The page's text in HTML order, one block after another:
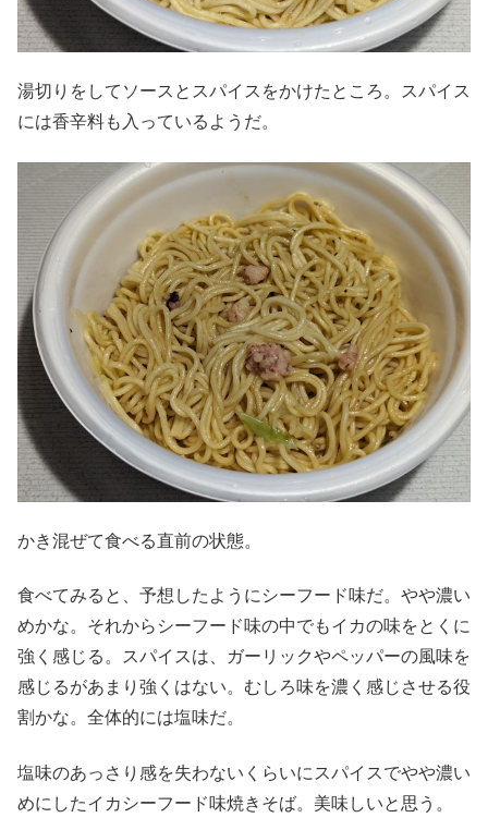
湯切りをしてソースとスパイスをかけたところ。スパイス
には香辛料も入っているようだ。
かき混ぜて食べる直前の状態。
食べてみると、予想したようにシーフード味だ。やや濃い
めかな。それからシーフード味の中でもイカの味をとくに
強く感じる。スパイスは、ガーリックやペッパーの風味を
感じるがあまり強くはない。むしろ味を濃く感じさせる役
割かな。全体的には塩味だ。
塩味のあっさり感を失わないくらいにスパイスでやや濃い
めにしたイカシーフード味焼きそば。美味しいと思う。